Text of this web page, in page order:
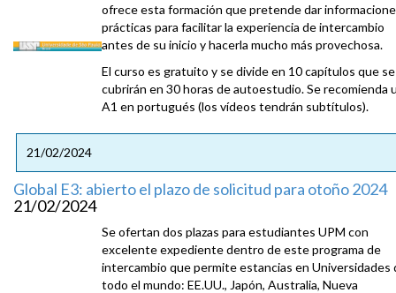
ofrece esta formación que pretende dar
prácticas para facilitar la experiencia de intercambio
antes de su inicio y hacerla mucho más provechosa.
El curso es gratuito y se divide en 10 capítulos que se
cubrirán en 30 horas de autoestudio. Se recomienda
A1 en portugués (los vídeos tendrán subtítulos).
21/02/2024
Global E3: abierto el plazo de solicitud para otoño 2024
21/02/2024
Se ofertan dos plazas para estudiantes UPM con
excelente expediente dentro de este programa de
intercambio que permite estancias en Universidades
todo el mundo: EE.UU., Japón, Australia, Nueva